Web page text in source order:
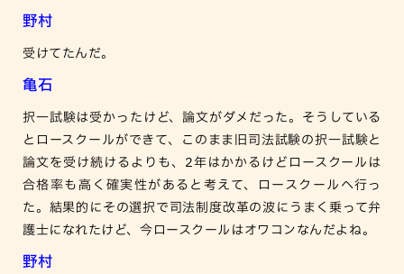
野村
受けてたんだ。
亀石
択一試験は受かったけど、論文がダメだった。そうしている
とロースクールができて、このまま旧司法試験の択一試験と
論文を受け続けるよりも、2年はかかるけどロースクールは
合格率も高く確実性があると考えて、ロースクールへ行っ
た。結果的にその選択で司法制度改革の波にうまく乗って弁
護士になれたけど、今ロースクールはオワコンなんだよね。
野村